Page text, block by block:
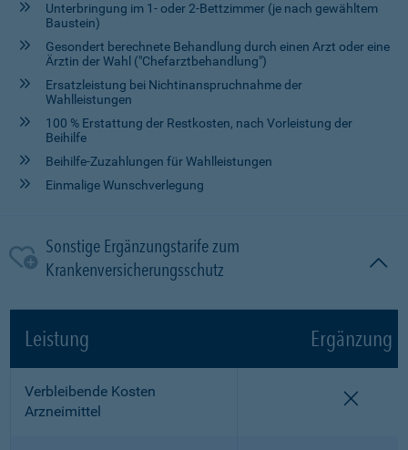
Unterbringung im 1- oder 2-Bettzimmer (je nach gewähltem
Baustein)
Gesondert berechnete Behandlung durch einen Arzt oder eine
Ärztin der Wahl ("Chefarztbehandlung")
Ersatzleistung bei Nichtinanspruchnahme der
Wahlleistungen
100 % Erstattung der Restkosten, nach Vorleistung der
Beihilfe
Beihilfe-Zuzahlungen für Wahlleistungen
Einmalige Wunschverlegung
Sonstige Ergänzungstarife zum
Krankenversicherungsschutz
Leistung Ergänzung
Verbleibende Kosten
Arzneimittel